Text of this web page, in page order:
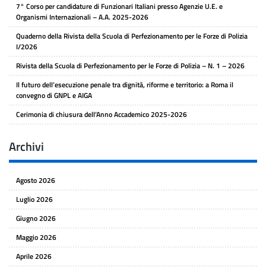
7° Corso per candidature di Funzionari Italiani presso Agenzie U.E. e
Organismi Internazionali – A.A. 2025-2026
Quaderno della Rivista della Scuola di Perfezionamento per le Forze di Polizia
I/2026
Rivista della Scuola di Perfezionamento per le Forze di Polizia – N. 1 – 2026
Il futuro dell’esecuzione penale tra dignità, riforme e territorio: a Roma il
convegno di GNPL e AIGA
Cerimonia di chiusura dell’Anno Accademico 2025-2026
Archivi
Agosto 2026
Luglio 2026
Giugno 2026
Maggio 2026
Aprile 2026